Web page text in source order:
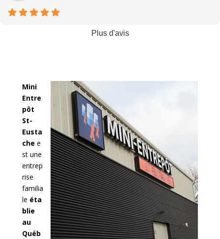
Plus d'avis
Mini
Entre
pôt
St-
Eusta
che e
st une
entrep
rise
familia
le éta
blie
au
Québ